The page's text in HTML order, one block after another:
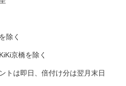
除く
京橋を除く
トは即日、倍付け分は翌月末日